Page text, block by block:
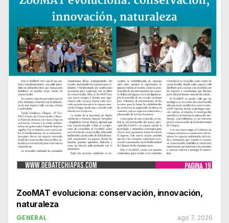
ZooMAT evoluciona: conservación, innovación,
naturaleza
GENERAL ago 7, 2026